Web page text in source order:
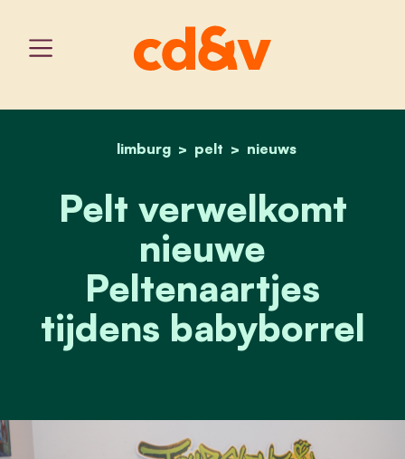
home
limburg pelt nieuws
pelt verwelkomt
Pelt verwelkomt
nieuwe
Peltenaartjes
tijdens babyborrel